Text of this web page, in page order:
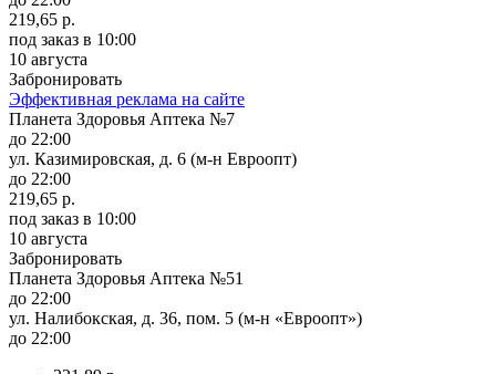
219,65 р.
под заказ в 10:00
10 августа
Забронировать
Эффективная реклама на сайте
Планета Здоровья Аптека №7
до 22:00
ул. Казимировская, д. 6 (м-н Евроопт)
до 22:00
219,65 р.
под заказ в 10:00
10 августа
Забронировать
Планета Здоровья Аптека №51
до 22:00
ул. Налибокская, д. 36, пом. 5 (м-н «Евроопт»)
до 22:00